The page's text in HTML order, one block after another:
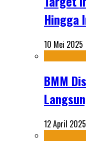
Hingga
10 Mei 2025
BMM
12 April 2025